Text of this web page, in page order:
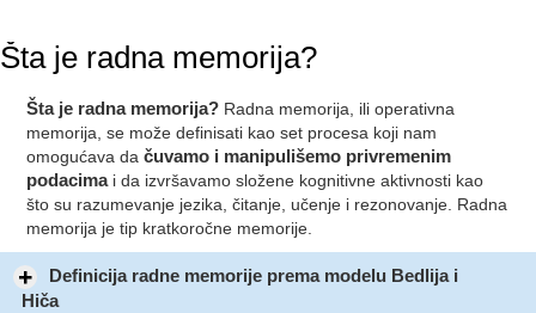
Šta je radna memorija?
Šta je radna memorija? Radna memorija, ili operativna
memorija, se može definisati kao set procesa koji nam
omogućava dačuvamo i manipulišemo privremenim
podacimai da izvršavamo složene kognitivne aktivnosti kao
što su razumevanje jezika, čitanje, učenje i rezonovanje. Radna
memorija je tip kratkoročne memorije.
Definicija radne memorije prema modelu Bedlija i
Hiča